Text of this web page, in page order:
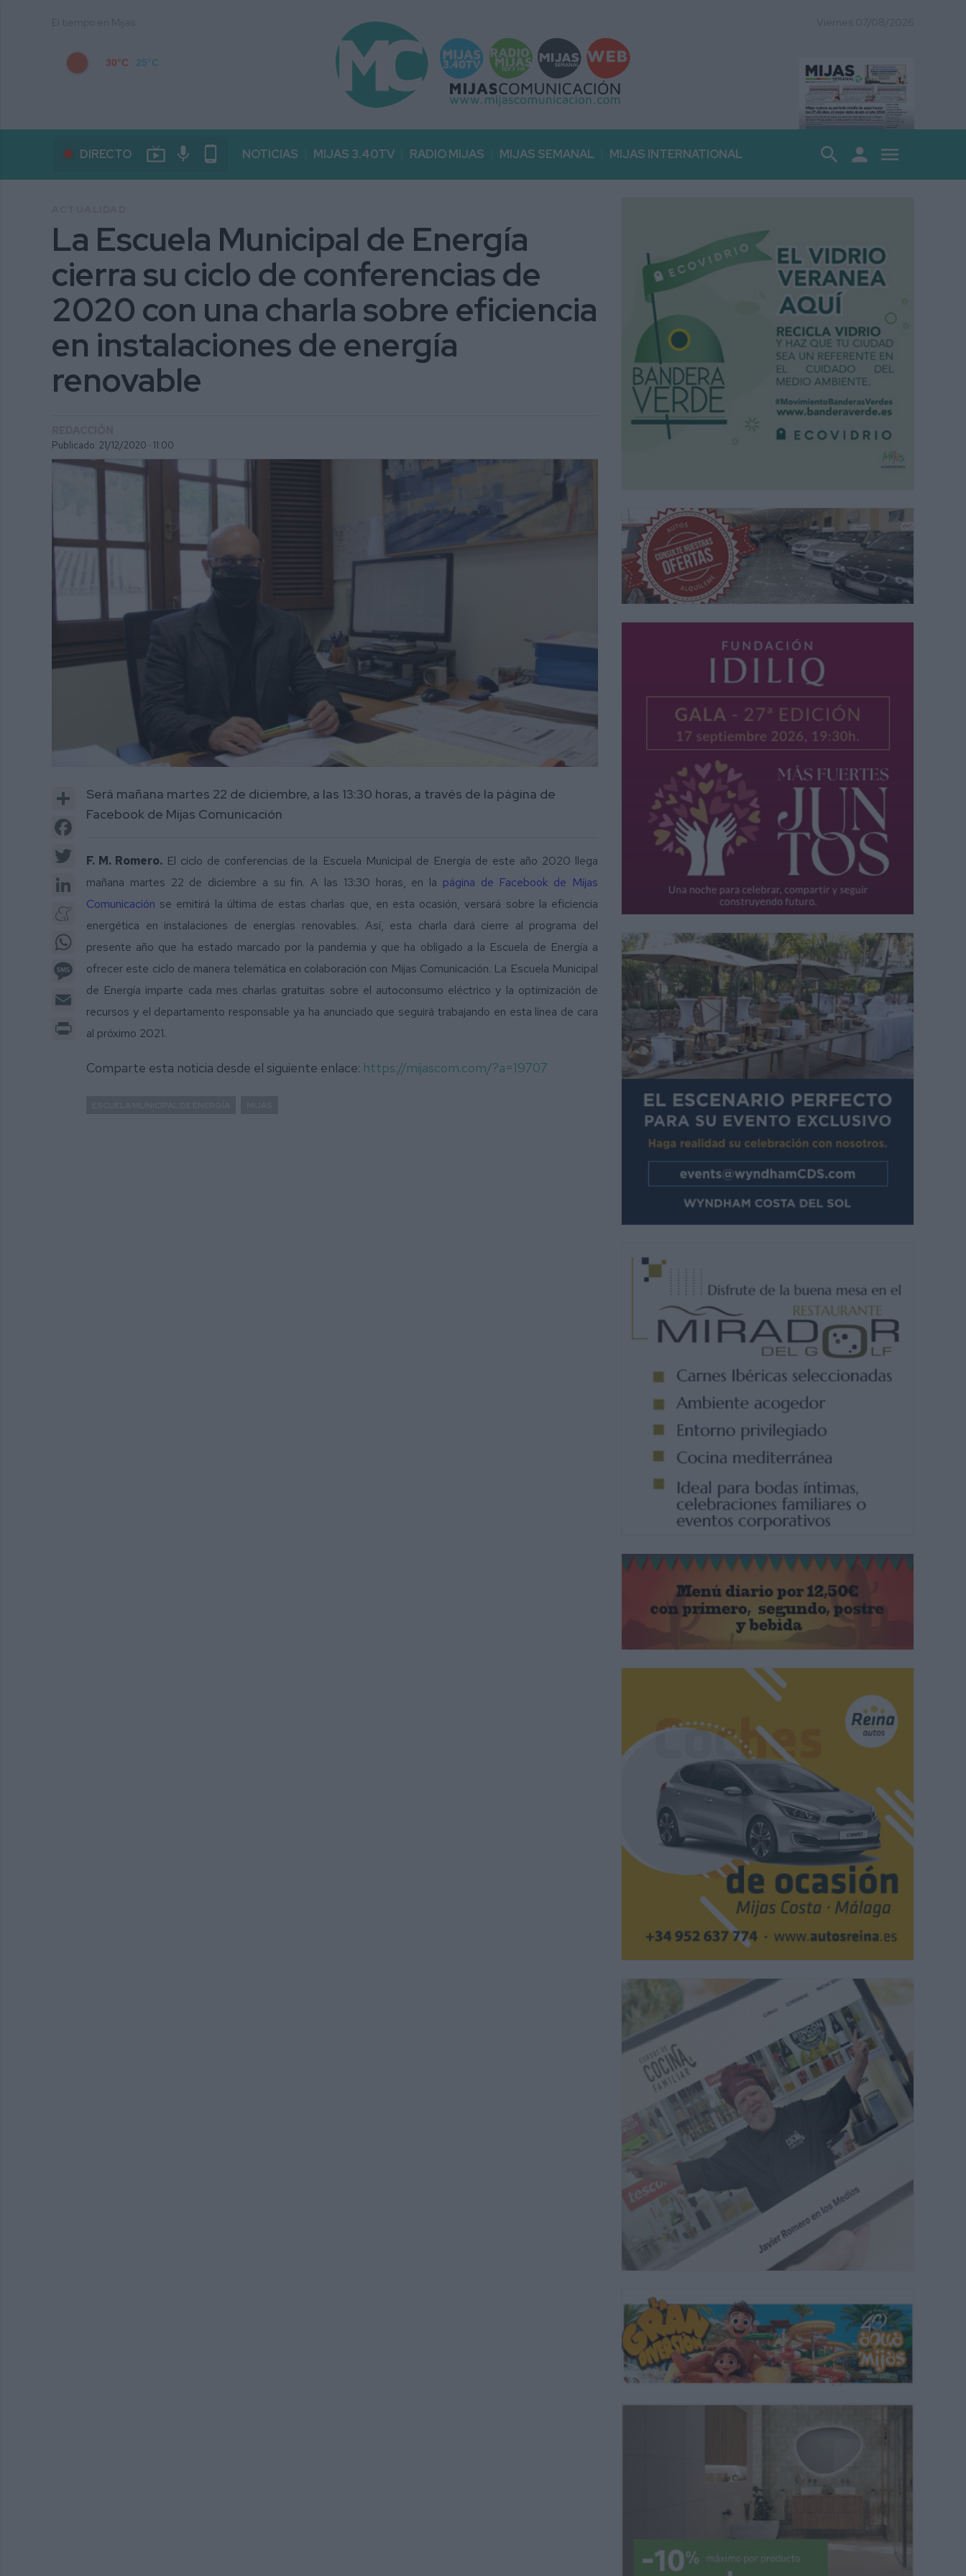
30°C 25°C
DIRECTO live_tv mic phone_android NOTICIAS MIJAS 3.40TV RADIO MIJAS MIJAS SEMANAL MIJAS INTERNATIONAL search person menu
La Escuela Municipal de Energía
cierra su ciclo de conferencias de
2020 con una charla sobre eficiencia
en instalaciones de energía
renovable
Publicado: 21/12/2020 · 11:00
Share
Facebook
LinkedIn
Meneame
WhatsApp
Message
Email
Será mañana martes 22 de diciembre, a las 13:30 horas, a través de la página de
Facebook de Mijas Comunicación
F. M. Romero. El ciclo de conferencias de la Escuela Municipal de Energía de este año 2020 llega
mañana martes 22 de diciembre a su fin. A las 13:30 horas, en la página de Facebook de Mijas
Comunicación se emitirá la última de estas charlas que, en esta ocasión, versará sobre la eficiencia
energética en instalaciones de energías renovables. Así, esta charla dará cierre al programa del
presente año que ha estado marcado por la pandemia y que ha obligado a la Escuela de Energía a
ofrecer este ciclo de manera telemática en colaboración con Mijas Comunicación. La Escuela Municipal
de Energía imparte cada mes charlas gratuitas sobre el autoconsumo eléctrico y la optimización de
recursos y el departamento responsable ya ha anunciado que seguirá trabajando en esta línea de cara
al próximo 2021.
Comparte esta noticia desde el siguiente enlace: https://mijascom.com/?a=19707